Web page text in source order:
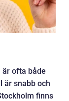
är ofta både
är snabb och
finns